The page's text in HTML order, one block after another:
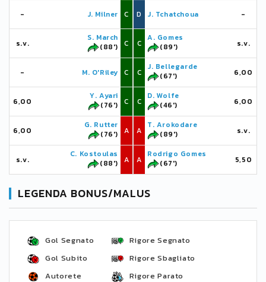
- J. Milner C
s.v.
S. March
(88')
C
- M. O'Riley C
6,00
Y. Ayari
(76')
C
6,00
G. Rutter
(76')
A
s.v.
C. Kostoulas
(88')
A
D J. Tchatchoua -
C
A. Gomes
(89')
s.v.
C
J. Bellegarde
(67')
6,00
C
D. Wolfe
(46')
6,00
A
T. Arokodare
(89')
s.v.
A
Rodrigo Gomes
(67')
5,50
LEGENDA BONUS/MALUS
Gol Segnato
Gol Subito
Autorete
Rigore Segnato
Rigore Sbagliato
Rigore Parato